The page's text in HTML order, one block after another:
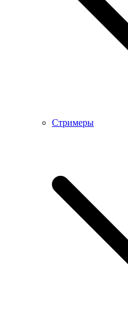
Стримеры